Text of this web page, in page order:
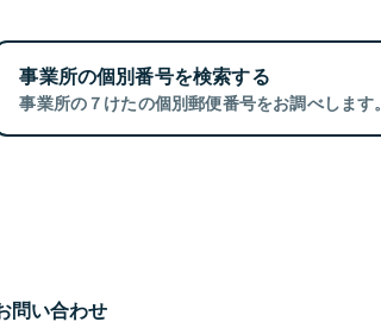
事業所の個別番号を検索する
事業所の７けたの個別郵便番号をお調べします。
問い合わせ